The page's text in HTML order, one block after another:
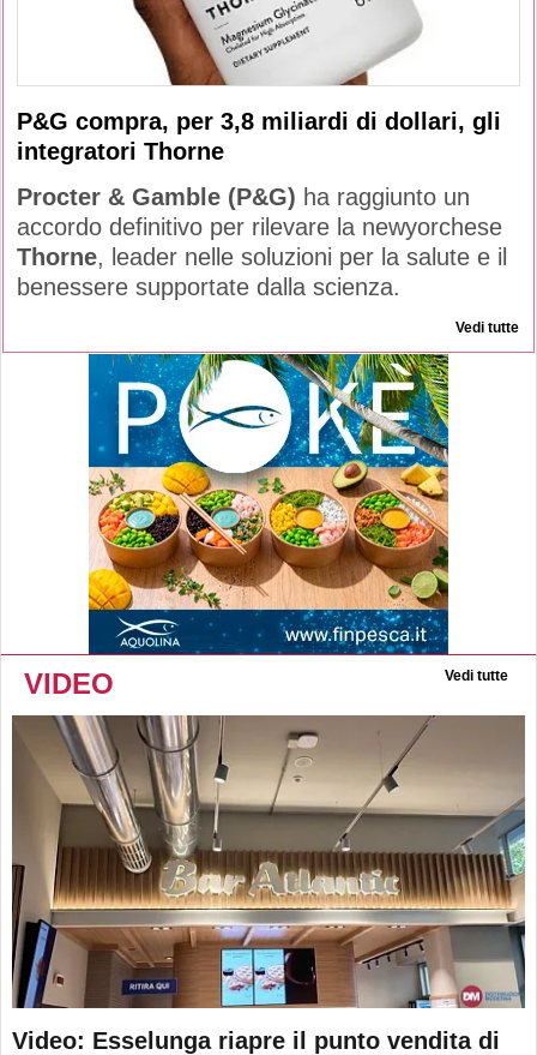
P&G compra, per 3,8 miliardi di dollari, gli
integratori Thorne
Procter & Gamble (P&G) ha raggiunto un
accordo definitivo per rilevare la newyorchese
Thorne, leader nelle soluzioni per la salute e il
benessere supportate dalla scienza.
Vedi tutte
VIDEO Vedi tutte
Video: Esselunga riapre il punto vendita di